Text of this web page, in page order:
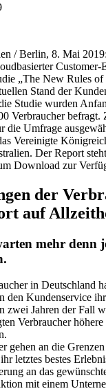
/ Berlin, 8. Mai 2019:
Customer-
„The New Rules of
Stand der
Studie wurden
Verbraucher befragt.
die Umfrage
Vereinigte
Der Report
Download zur
der
auf
mehr denn
in Deutschland
den Kundenservice
zwei Jahren der Fall
Verbraucher
gehen an die
letztes bestes
an das
mit einem